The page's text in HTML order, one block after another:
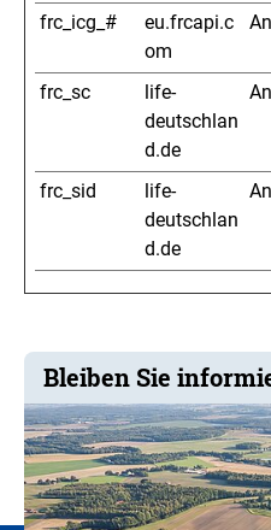
frc_icg_#
eu.frcapi.c
om
frc_sc
life-
deutschlan
d.de
frc_sid
life-
deutschlan
d.de
Bleiben Sie